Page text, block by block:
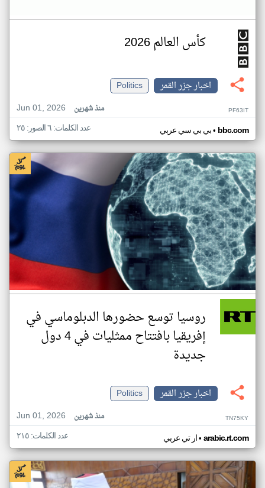
كأس العالم 2026
اخبار جزر القمر
Politics
Jun 01, 2026
منذ شهرين PF63IT
بي بي سي عربي• bbc.com عدد الكلمات: ٦ الصور: ٢٥
روسيا توسع حضورها الدبلوماسي في
إفريقيا بافتتاح ممثليات في 4 دول
جديدة
اخبار جزر القمر
Politics
Jun 01, 2026
منذ شهرين TN75KY
ار تي عربي• arabic.rt.com عدد الكلمات: ٢١٥